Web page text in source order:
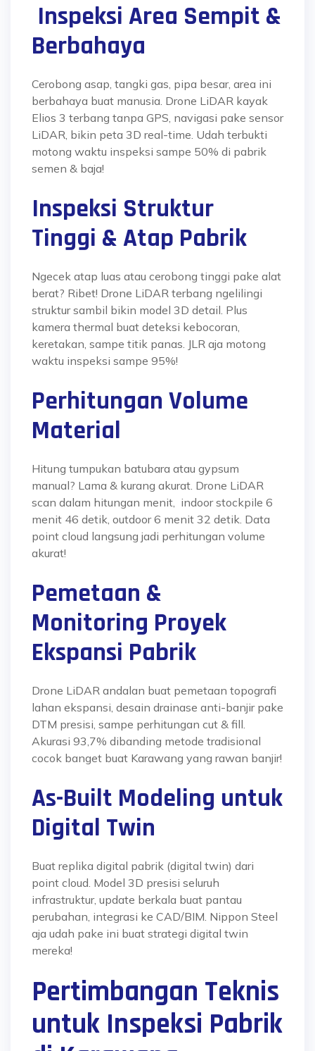
Inspeksi Area Sempit &
Berbahaya
Cerobong asap, tangki gas, pipa besar, area ini
berbahaya buat manusia. Drone LiDAR kayak
Elios 3 terbang tanpa GPS, navigasi pake sensor
LiDAR, bikin peta 3D real-time. Udah terbukti
motong waktu inspeksi sampe 50% di pabrik
semen & baja!
Inspeksi Struktur
Tinggi & Atap Pabrik
Ngecek atap luas atau cerobong tinggi pake alat
berat? Ribet! Drone LiDAR terbang ngelilingi
struktur sambil bikin model 3D detail. Plus
kamera thermal buat deteksi kebocoran,
keretakan, sampe titik panas. JLR aja motong
waktu inspeksi sampe 95%!
Perhitungan Volume
Material
Hitung tumpukan batubara atau gypsum
manual? Lama & kurang akurat. Drone LiDAR
scan dalam hitungan menit, indoor stockpile 6
menit 46 detik, outdoor 6 menit 32 detik. Data
point cloud langsung jadi perhitungan volume
akurat!
Pemetaan &
Monitoring Proyek
Ekspansi Pabrik
Drone LiDAR andalan buat pemetaan topografi
lahan ekspansi, desain drainase anti-banjir pake
DTM presisi, sampe perhitungan cut & fill.
Akurasi 93,7% dibanding metode tradisional
cocok banget buat Karawang yang rawan banjir!
As-Built Modeling untuk
Digital Twin
Buat replika digital pabrik (digital twin) dari
point cloud. Model 3D presisi seluruh
infrastruktur, update berkala buat pantau
perubahan, integrasi ke CAD/BIM. Nippon Steel
aja udah pake ini buat strategi digital twin
mereka!
Pertimbangan Teknis
untuk Inspeksi Pabrik